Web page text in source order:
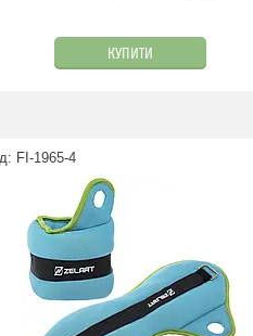
КУПИТИ
FI-1965-4